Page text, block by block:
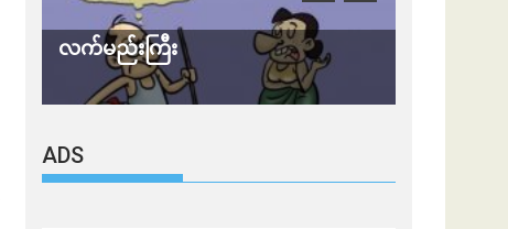
သတိ အိုမီခရွန်တဲ့
ADS